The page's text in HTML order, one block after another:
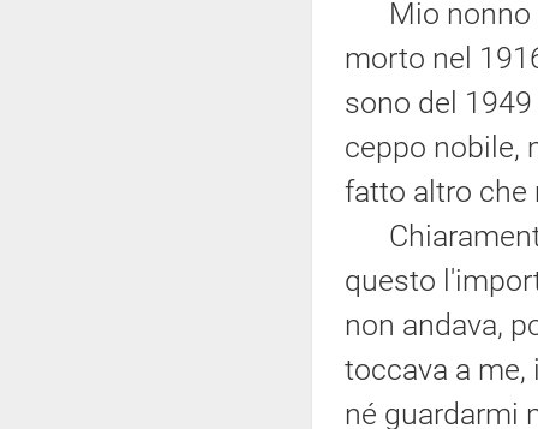
Mio nonno
morto nel
sono del
ceppo nobile,
fatto altro che
questo
non andava,
toccava a me,
né guardarmi